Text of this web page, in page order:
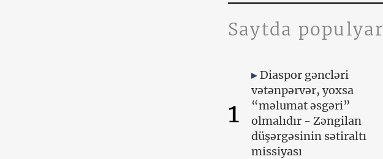
Saytda populyar
1
Diaspor gəncləri
vətənpərvər, yoxsa
“məlumat əsgəri”
olmalıdır - Zəngilan
düşərgəsinin sətiraltı
missiyası